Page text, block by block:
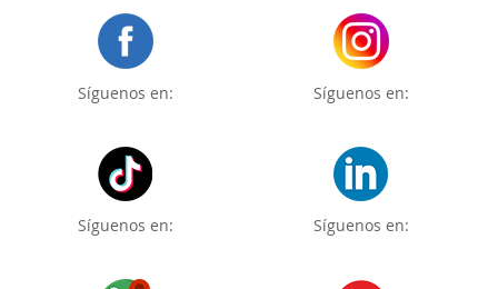
Síguenos en: Síguenos en:
Síguenos en: Síguenos en: